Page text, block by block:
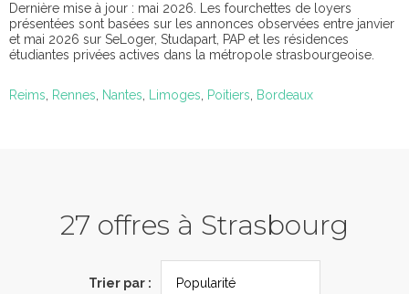
Dernière mise à jour : mai 2026. Les fourchettes de loyers
présentées sont basées sur les annonces observées entre janvier
et mai 2026 sur SeLoger, Studapart, PAP et les résidences
étudiantes privées actives dans la métropole strasbourgeoise.
Reims Rennes Nantes Limoges Poitiers Bordeaux
27 offres à Strasbourg
Trier par :